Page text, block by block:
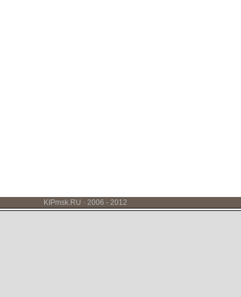
KIPmsk.RU · 2006 - 2012